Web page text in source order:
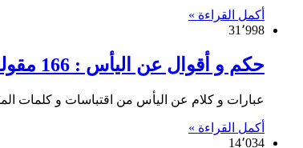
أكمل القراءة »
31٬998
حكم و أقوال عن اليأس : 166 مقولة عن اليأس
عبارات و كلام عن اليأس من اقتباسات و كلمات
أكمل القراءة »
14٬034